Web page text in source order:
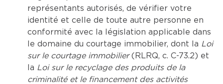
représentants autorisés, de vérifier votre
identité et celle de toute autre personne en
conformité avec la législation applicable dans
le domaine du courtage immobilier, dont la Loi
sur le courtage immobilier(RLRQ, c. C-73.2) et
la Loi sur le recyclage des produits de la
criminalité et le financement des activités